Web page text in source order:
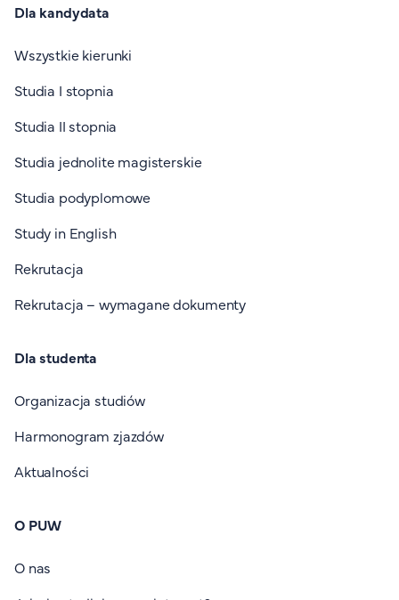
Dla kandydata
Wszystkie kierunki
Studia I stopnia
Studia II stopnia
Studia jednolite magisterskie
Studia podyplomowe
Study in English
Rekrutacja
Rekrutacja – wymagane dokumenty
Dla studenta
Organizacja studiów
Harmonogram zjazdów
Aktualności
O PUW
O nas